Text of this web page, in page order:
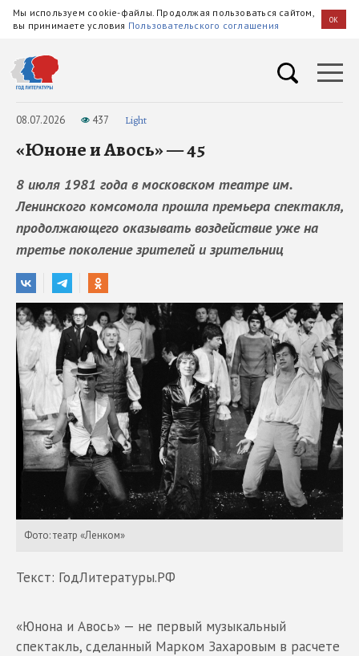
Мы используем cookie-файлы. Продолжая пользоваться сайтом,
вы принимаете условия Пользовательского соглашения OK
08.07.2026 437 Light
«Юноне и Авось» — 45
8 июля 1981 года в московском театре им.
Ленинского комсомола прошла премьера спектакля,
продолжающего оказывать воздействие уже на
третье поколение зрителей и зрительниц
Фото: театр «Ленком»
Текст: ГодЛитературы.РФ
«Юнона и Авось» — не первый музыкальный
спектакль, сделанный Марком Захаровым в расчете